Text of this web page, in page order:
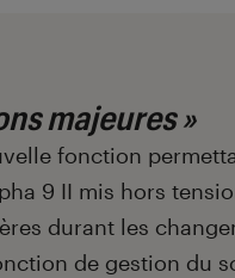
majeures »
fonction
9 II mis hors
durant les
de gestion du